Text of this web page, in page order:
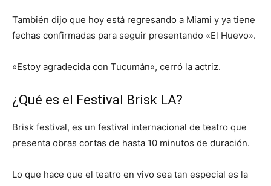
También dijo que hoy está regresando a Miami y ya tiene
fechas confirmadas para seguir presentando «El Huevo».
«Estoy agradecida con Tucumán», cerró la actriz.
¿Qué es el Festival Brisk LA?
Brisk festival, es un festival internacional de teatro que
presenta obras cortas de hasta 10 minutos de duración.
Lo que hace que el teatro en vivo sea tan especial es la